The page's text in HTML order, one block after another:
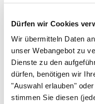
Dürfen wir Cookies
Wir übermitteln Daten
unser Webangebot zu
Dienste zu den
dürfen, benötigen wir
"Auswahl erlauben"
stimmen Sie diesen
Selenpräparaten
Ursache
Langzeitige
Hinweis